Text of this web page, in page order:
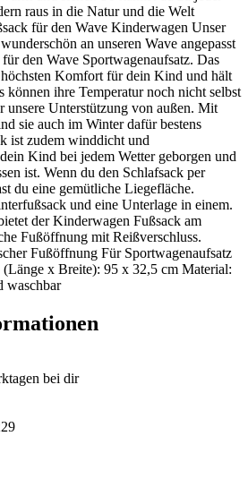
raus in die Natur und die Welt
für den Wave Kinderwagen Unser
an unseren Wave angepasst
den Wave Sportwagenaufsatz. Das
Komfort für dein Kind und hält
können ihre Temperatur noch nicht selbst
unsere Unterstützung von außen. Mit
sie auch im Winter dafür bestens
ist zudem winddicht und
Kind bei jedem Wetter geborgen und
ist. Wenn du den Schlafsack per
du eine gemütliche Liegefläche.
und eine Unterlage in einem.
der Kinderwagen Fußsack am
Fußöffnung mit Reißverschluss.
Fußöffnung Für Sportwagenaufsatz
x Breite): 95 x 32,5 cm Material:
waschbar
bei dir